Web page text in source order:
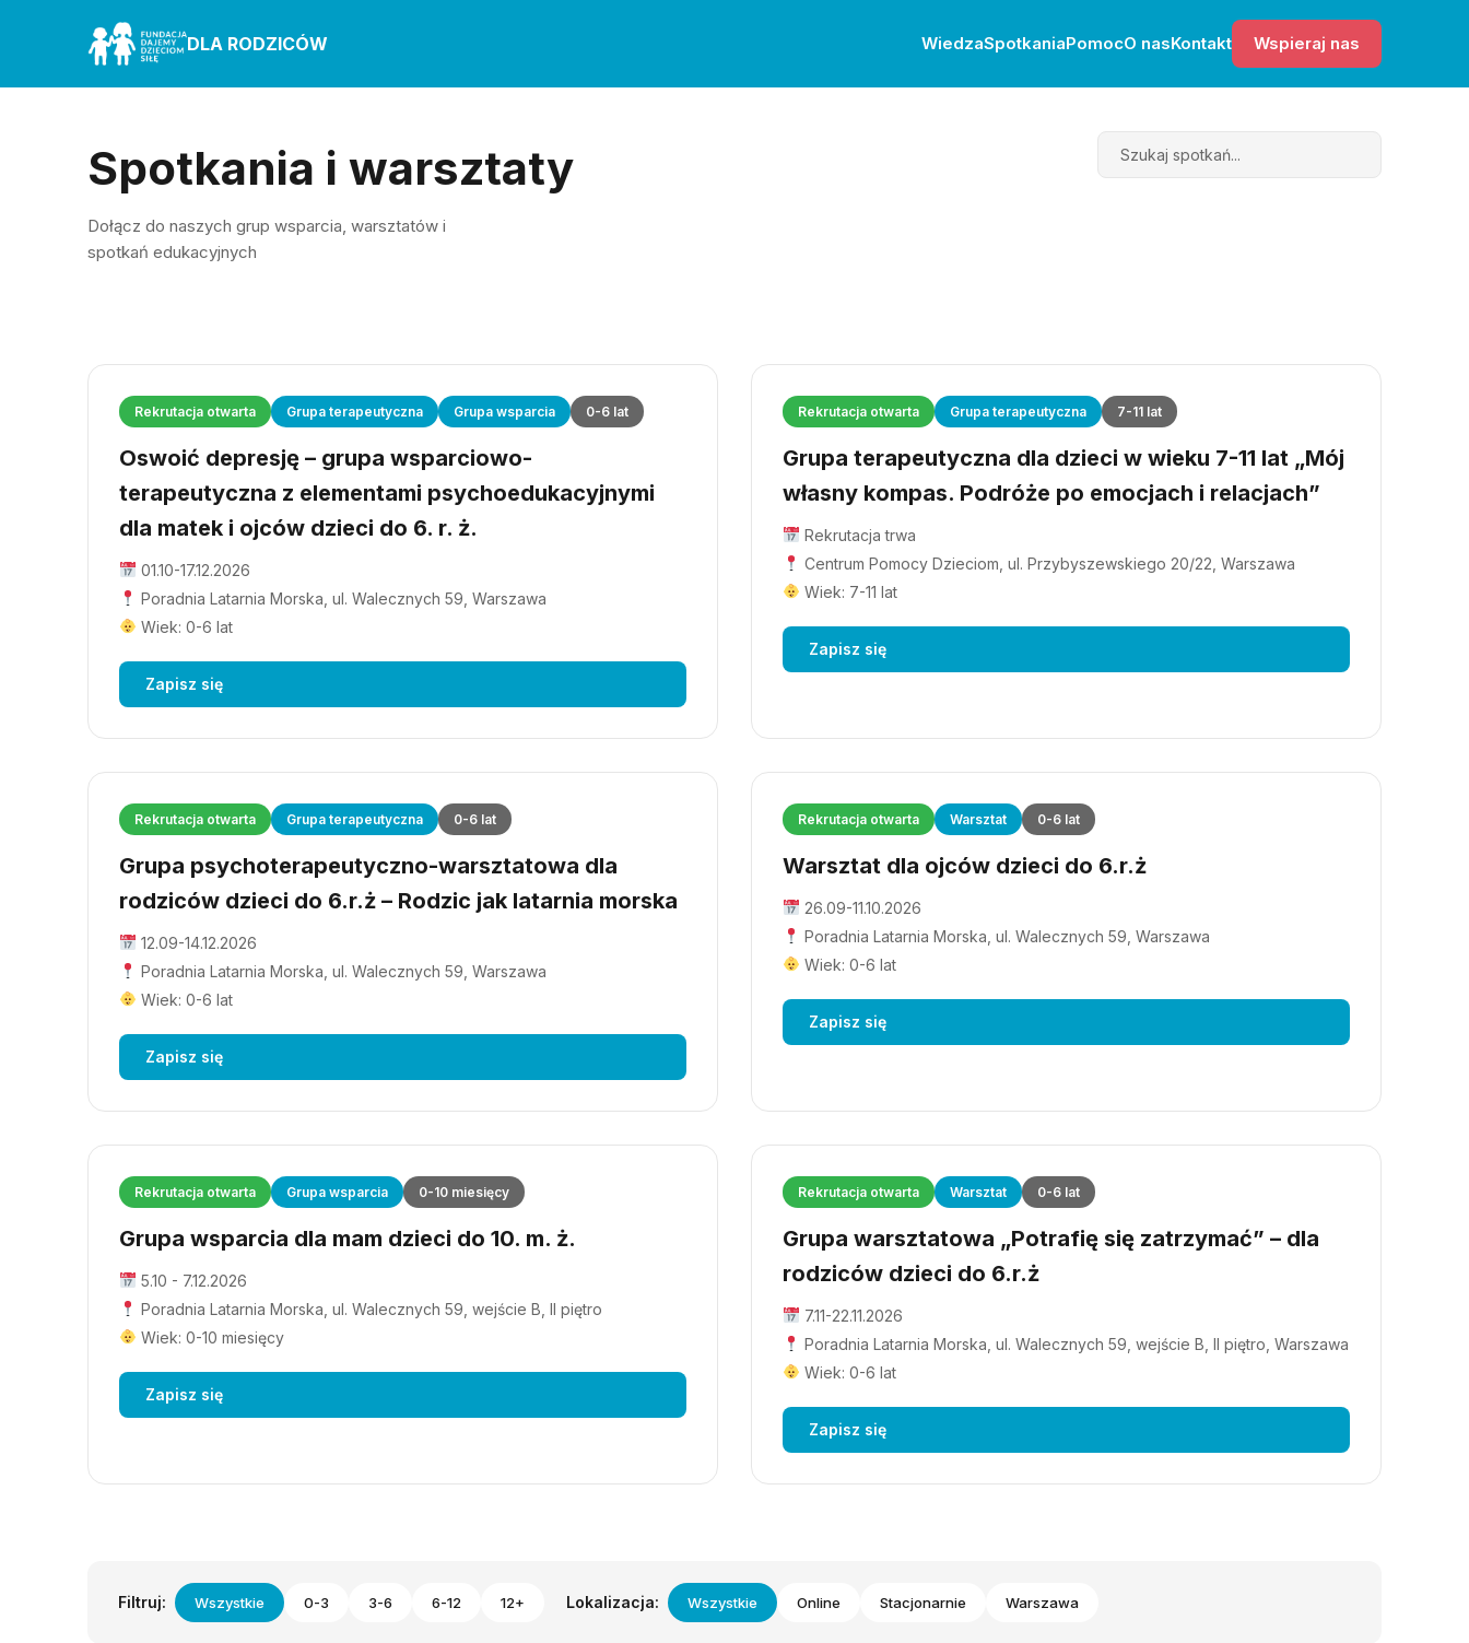
DLA RODZICÓW WiedzaSpotkaniaPomocO nasKontakt Wspieraj nas
Spotkania i warsztaty
Dołącz do naszych grup wsparcia, warsztatów i
spotkań edukacyjnych
Search
Rekrutacja otwarta Grupa terapeutyczna Grupa wsparcia 0-6 lat
Oswoić depresję – grupa wsparciowo-
terapeutyczna z elementami psychoedukacyjnymi
dla matek i ojców dzieci do 6. r. ż.
01.10-17.12.2026
Poradnia Latarnia Morska, ul. Walecznych 59, Warszawa
Wiek: 0-6 lat
Zapisz się
Rekrutacja otwarta Grupa terapeutyczna 7-11 lat
Grupa terapeutyczna dla dzieci w wieku 7-11 lat „Mój
własny kompas. Podróże po emocjach i relacjach”
Rekrutacja trwa
Centrum Pomocy Dzieciom, ul. Przybyszewskiego 20/22, Warszawa
Wiek: 7-11 lat
Zapisz się
Rekrutacja otwarta Grupa terapeutyczna 0-6 lat
Grupa psychoterapeutyczno-warsztatowa dla
rodziców dzieci do 6.r.ż – Rodzic jak latarnia morska
12.09-14.12.2026
Poradnia Latarnia Morska, ul. Walecznych 59, Warszawa
Wiek: 0-6 lat
Zapisz się
Rekrutacja otwarta Warsztat 0-6 lat
Warsztat dla ojców dzieci do 6.r.ż
26.09-11.10.2026
Poradnia Latarnia Morska, ul. Walecznych 59, Warszawa
Wiek: 0-6 lat
Zapisz się
Rekrutacja otwarta Grupa wsparcia 0-10 miesięcy
Grupa wsparcia dla mam dzieci do 10. m. ż.
5.10 - 7.12.2026
Poradnia Latarnia Morska, ul. Walecznych 59, wejście B, II piętro
Wiek: 0-10 miesięcy
Zapisz się
Rekrutacja otwarta Warsztat 0-6 lat
Grupa warsztatowa „Potrafię się zatrzymać” – dla
rodziców dzieci do 6.r.ż
7.11-22.11.2026
Poradnia Latarnia Morska, ul. Walecznych 59, wejście B, II piętro, Warszawa
Wiek: 0-6 lat
Zapisz się
Filtruj: Wszystkie 0-3 3-6 6-12 12+ Lokalizacja: Wszystkie Online Stacjonarnie Warszawa